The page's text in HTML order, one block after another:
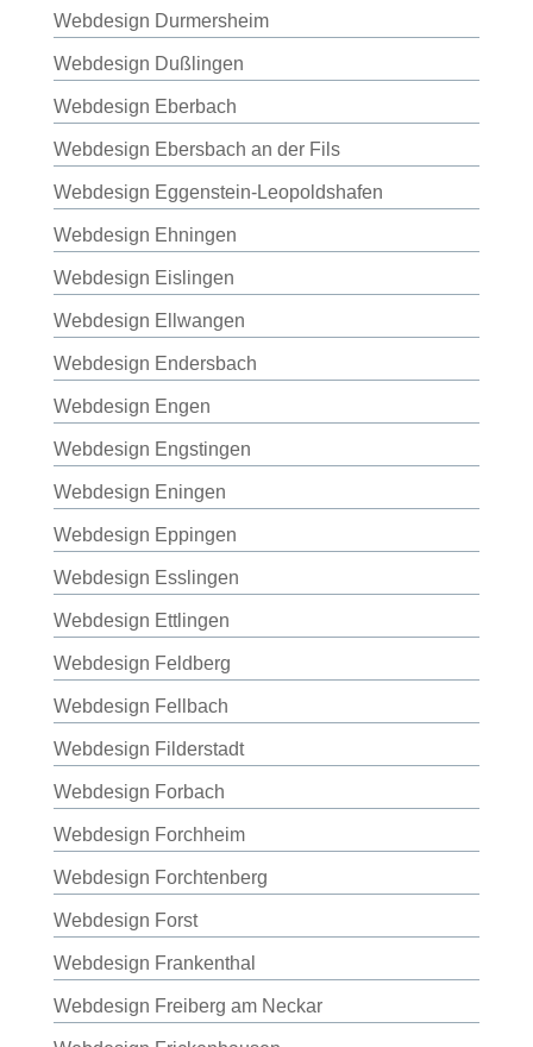
Webdesign Durmersheim
Webdesign Dußlingen
Webdesign Eberbach
Webdesign Ebersbach an der Fils
Webdesign Eggenstein-Leopoldshafen
Webdesign Ehningen
Webdesign Eislingen
Webdesign Ellwangen
Webdesign Endersbach
Webdesign Engen
Webdesign Engstingen
Webdesign Eningen
Webdesign Eppingen
Webdesign Esslingen
Webdesign Ettlingen
Webdesign Feldberg
Webdesign Fellbach
Webdesign Filderstadt
Webdesign Forbach
Webdesign Forchheim
Webdesign Forchtenberg
Webdesign Forst
Webdesign Frankenthal
Webdesign Freiberg am Neckar